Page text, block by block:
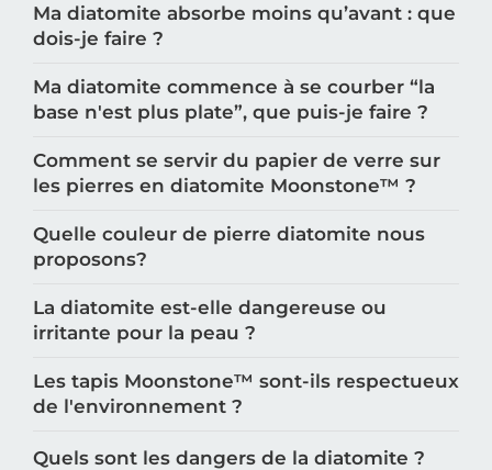
Ma diatomite absorbe moins qu’avant : que
dois-je faire ?
Ma diatomite commence à se courber “la
base n'est plus plate”, que puis-je faire ?
Comment se servir du papier de verre sur
les pierres en diatomite Moonstone™️ ?
Quelle couleur de pierre diatomite nous
proposons?
La diatomite est-elle dangereuse ou
irritante pour la peau ?
Les tapis Moonstone™️ sont-ils respectueux
de l'environnement ?
Quels sont les dangers de la diatomite ?